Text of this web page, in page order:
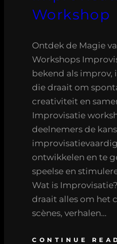
Workshop
Ontdek de Magie
Workshops
bekend als improv,
die draait om
creativiteit en
Improvisatie
deelnemers de
ontwikkelen en te
speelse en
Wat is
draait alles om het
scènes, verhalen…
CONTINUE